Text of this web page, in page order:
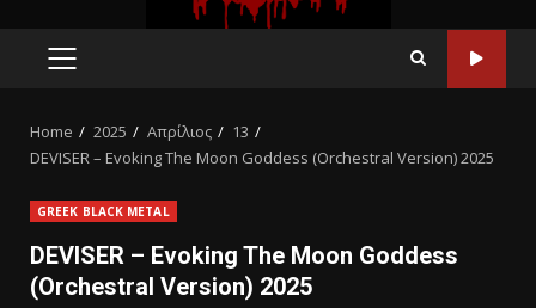
Home 2025 Απρίλιος
13
DEVISER – Evoking The Moon Goddess (Orchestral Version) 2025
GREEK BLACK METAL
DEVISER – Evoking The Moon Goddess
(Orchestral Version) 2025